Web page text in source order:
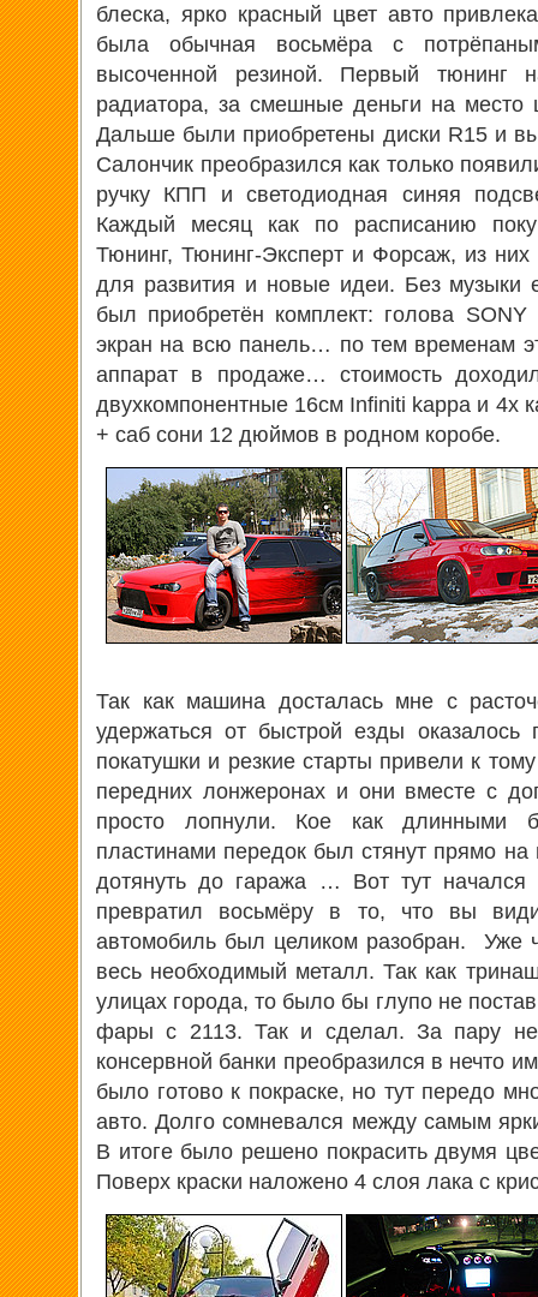
блеска, ярко красный цвет авто
была обычная восьмёра с
высоченной резиной. Первый тюнинг
радиатора, за смешные деньги на место
Дальше были приобретены диски R15 и
Салончик преобразился как только
ручку КПП и светодиодная синяя
Каждый месяц как по расписанию
Тюнинг, Тюнинг-Эксперт и Форсаж, из
для развития и новые идеи. Без музыки
был приобретён комплект: голова
экран на всю панель… по тем временам
аппарат в продаже… стоимость
двухкомпонентные 16см Infiniti kappa и 4х
+ саб сони 12 дюймов в родном коробе.
Так как машина досталась мне с
удержаться от быстрой езды
покатушки и резкие старты привели к
передних лонжеронах и они вместе с
просто лопнули. Кое как длинными
пластинами передок был стянут прямо на
дотянуть до гаража … Вот тут начался
превратил восьмёру в то, что вы
автомобиль был целиком разобран. Уже
весь необходимый металл. Так как
улицах города, то было бы глупо не
фары с 2113. Так и сделал. За пару
консервной банки преобразился в нечто
было готово к покраске, но тут передо
авто. Долго сомневался между самым
В итоге было решено покрасить двумя
Поверх краски наложено 4 слоя лака с